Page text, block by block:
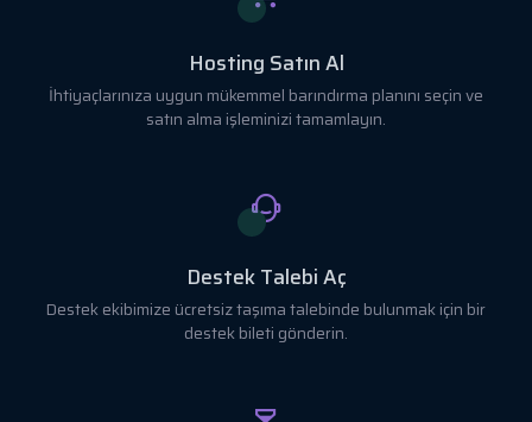
Hosting Satın Al
İhtiyaçlarınıza uygun mükemmel barındırma planını seçin ve
satın alma işleminizi tamamlayın.
Destek Talebi Aç
Destek ekibimize ücretsiz taşıma talebinde bulunmak için bir
destek bileti gönderin.